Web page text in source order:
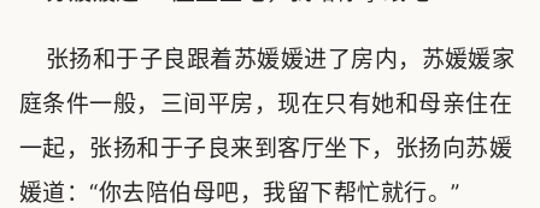
张扬和于子良跟着苏媛媛进了房内，苏媛媛家
庭条件一般，三间平房，现在只有她和母亲住在
一起，张扬和于子良来到客厅坐下，张扬向苏媛
媛道：“你去陪伯母吧，我留下帮忙就行。”